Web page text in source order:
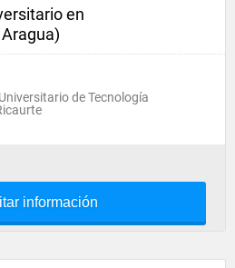
en
de Tecnología
información